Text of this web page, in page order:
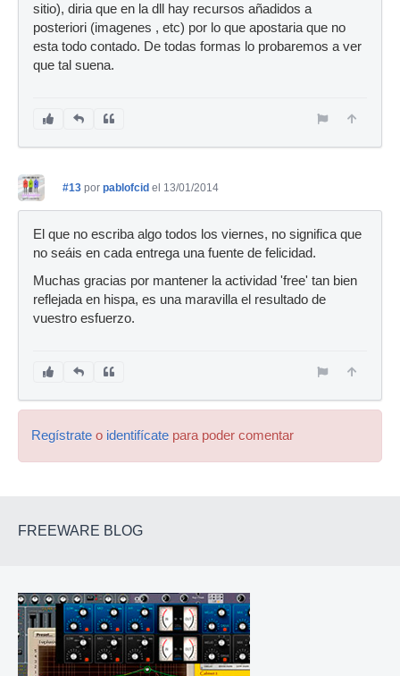
sitio), diria que en la dll hay recursos añadidos a
posteriori (imagenes , etc) por lo que apostaria que no
esta todo contado. De todas formas lo probaremos a ver
que tal suena.
#13 por pablofcid el 13/01/2014
El que no escriba algo todos los viernes, no significa que
no seáis en cada entrega una fuente de felicidad.
Muchas gracias por mantener la actividad 'free' tan bien
reflejada en hispa, es una maravilla el resultado de
vuestro esfuerzo.
Regístrate o identifícate para poder comentar
FREEWARE BLOG